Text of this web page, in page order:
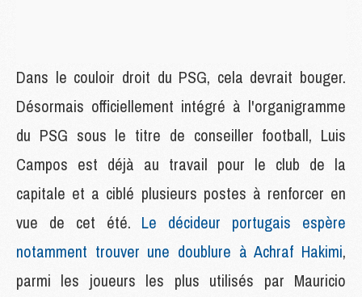
Dans le couloir droit du PSG, cela devrait bouger.
Désormais officiellement intégré à l'organigramme
du PSG sous le titre de conseiller football, Luis
Campos est déjà au travail pour le club de la
capitale et a ciblé plusieurs postes à renforcer en
vue de cet été. Le décideur portugais espère
notamment trouver une doublure à Achraf Hakimi,
parmi les joueurs les plus utilisés par Mauricio